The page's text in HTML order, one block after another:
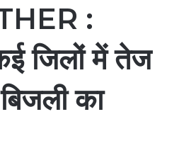
:
जिलों में तेज
का